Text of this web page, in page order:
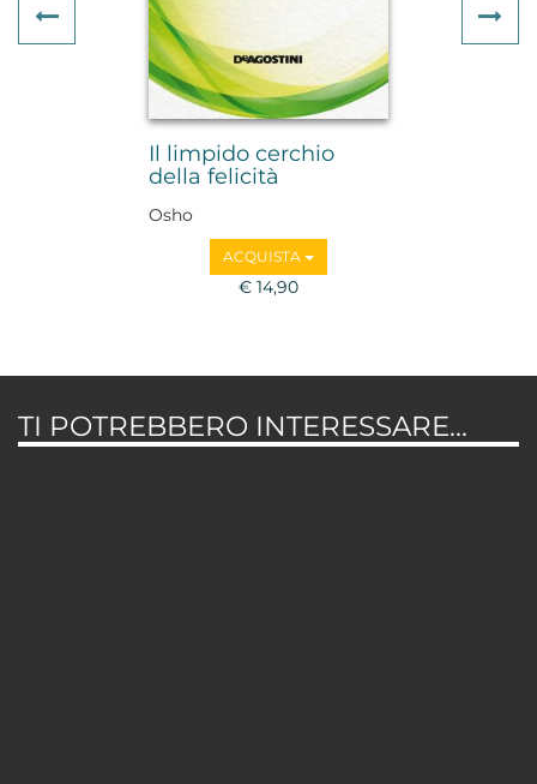
Il limpido cerchio
della felicità
Osho
ACQUISTA
€ 14,90
Previous
TI POTREBBERO INTERESSARE...